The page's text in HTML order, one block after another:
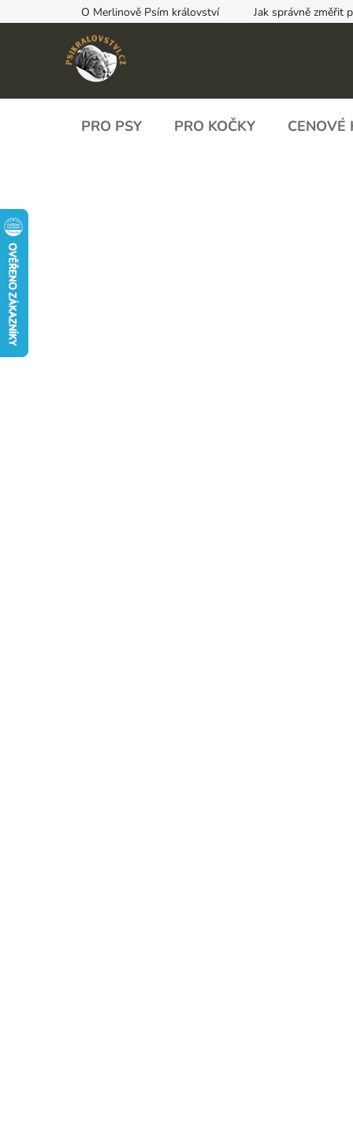
na
O Merlinově Psím království Jak správně změřit
PRO PSY PRO KOČKY CENOVÉ